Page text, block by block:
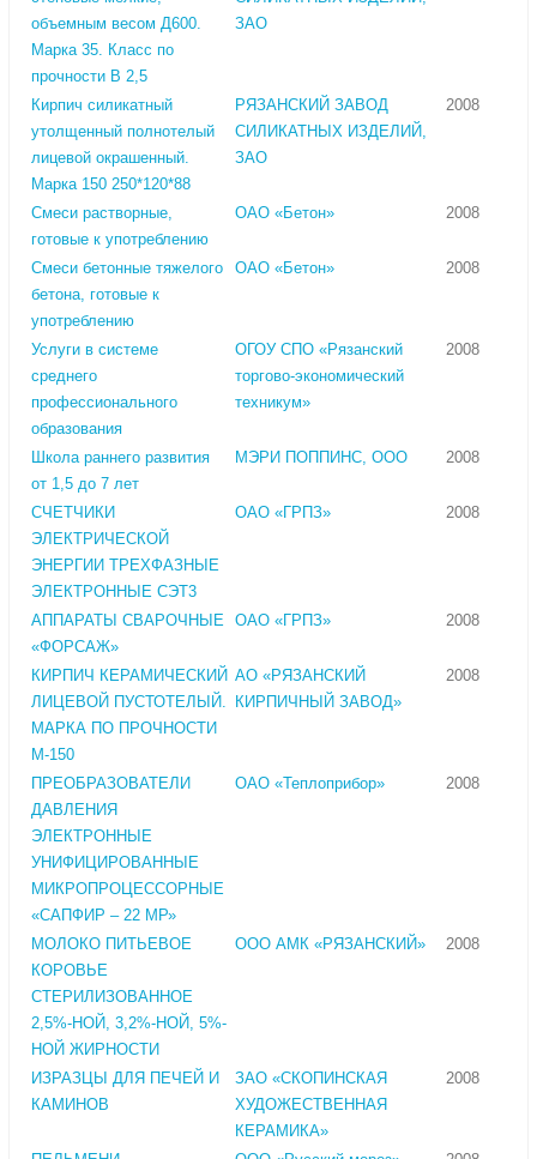
объемным весом Д600.
Марка 35. Класс по
прочности В 2,5
ЗАО
Кирпич силикатный
утолщенный полнотелый
лицевой окрашенный.
Марка 150 250*120*88
РЯЗАНСКИЙ ЗАВОД
СИЛИКАТНЫХ ИЗДЕЛИЙ,
ЗАО
2008
Смеси растворные,
готовые к употреблению
ОАО «Бетон» 2008
Смеси бетонные тяжелого
бетона, готовые к
употреблению
ОАО «Бетон» 2008
Услуги в системе
среднего
профессионального
образования
ОГОУ СПО «Рязанский
торгово-экономический
техникум»
2008
Школа раннего развития
от 1,5 до 7 лет
МЭРИ ПОППИНС, ООО 2008
СЧЕТЧИКИ
ЭЛЕКТРИЧЕСКОЙ
ЭНЕРГИИ ТРЕХФАЗНЫЕ
ЭЛЕКТРОННЫЕ СЭТ3
ОАО «ГРПЗ» 2008
АППАРАТЫ СВАРОЧНЫЕ
«ФОРСАЖ»
ОАО «ГРПЗ» 2008
КИРПИЧ КЕРАМИЧЕСКИЙ
ЛИЦЕВОЙ ПУСТОТЕЛЫЙ.
МАРКА ПО ПРОЧНОСТИ
М-150
АО «РЯЗАНСКИЙ
КИРПИЧНЫЙ ЗАВОД»
2008
ПРЕОБРАЗОВАТЕЛИ
ДАВЛЕНИЯ
ЭЛЕКТРОННЫЕ
УНИФИЦИРОВАННЫЕ
МИКРОПРОЦЕССОРНЫЕ
«САПФИР – 22 МР»
ОАО «Теплоприбор» 2008
МОЛОКО ПИТЬЕВОЕ
КОРОВЬЕ
СТЕРИЛИЗОВАННОЕ
2,5%-НОЙ, 3,2%-НОЙ, 5%-
НОЙ ЖИРНОСТИ
ООО АМК «РЯЗАНСКИЙ» 2008
ИЗРАЗЦЫ ДЛЯ ПЕЧЕЙ И
КАМИНОВ
ЗАО «СКОПИНСКАЯ
ХУДОЖЕСТВЕННАЯ
КЕРАМИКА»
2008